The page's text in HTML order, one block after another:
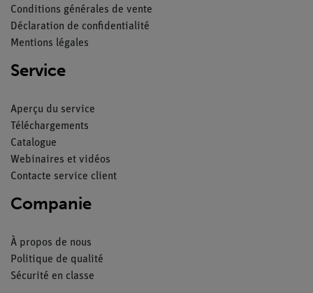
Conditions générales de vente
Déclaration de confidentialité
Mentions légales
Service
Aperçu du service
Téléchargements
Catalogue
Webinaires et vidéos
Contacte service client
Companie
À propos de nous
Politique de qualité
Sécurité en classe